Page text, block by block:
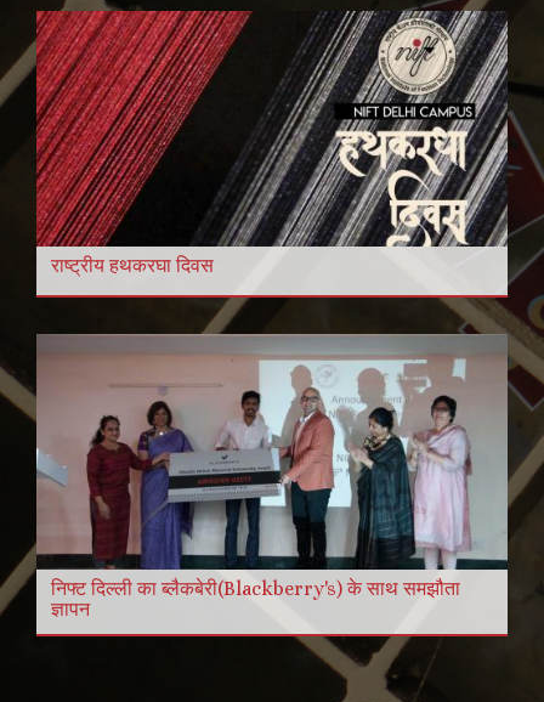
राष्ट्रीय हथकरघा दिवस
निफ्ट दिल्ली का ब्लैकबेरी(Blackberry's) के साथ समझौता
ज्ञापन